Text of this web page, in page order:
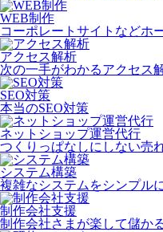
WEB制作
コーポレートサイトなどホ
アクセス解析
次の一手がわかるアクセス
SEO対策
本当のSEO対策
ネットショップ運営代行
つくりっぱなしにしない売
システム構築
複雑なシステムをシンプル
制作会社支援
制作会社さまが楽して儲か